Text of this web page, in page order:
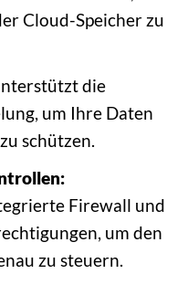
Cloud-Speicher zu
die
um Ihre Daten
schützen.
Firewall und
um den
zu steuern.